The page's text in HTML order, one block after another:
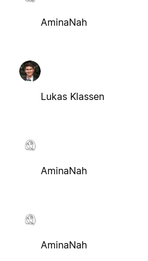
AminaNah
Lukas Klassen
AminaNah
AminaNah